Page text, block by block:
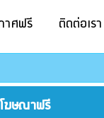
าศฟรี ติดต่อเรา
ฆษณาฟรี